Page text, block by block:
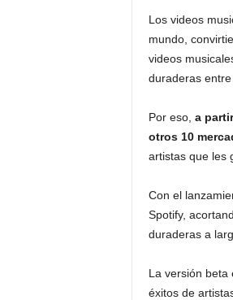
Los videos
mundo,
videos
duraderas
Por eso, a
otros 10
artistas que les
Con el
Spotify,
duraderas a
La versión beta
éxitos de